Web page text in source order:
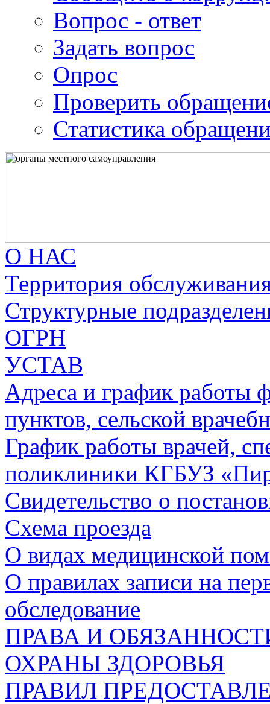
Вопрос - ответ
Задать вопрос
Опрос
Проверить
Статистика
О НАС
Территория
Структурные
ОГРН
УСТАВ
Адреса и график работы
пунктов, сельской
График работы врачей,
поликлиники КГБУЗ
Свидетельство о
Схема проезда
О видах медицинской
О правилах записи на
обследование
ПРАВА И
ОХРАНЫ ЗДОРОВЬЯ
ПРАВИЛ